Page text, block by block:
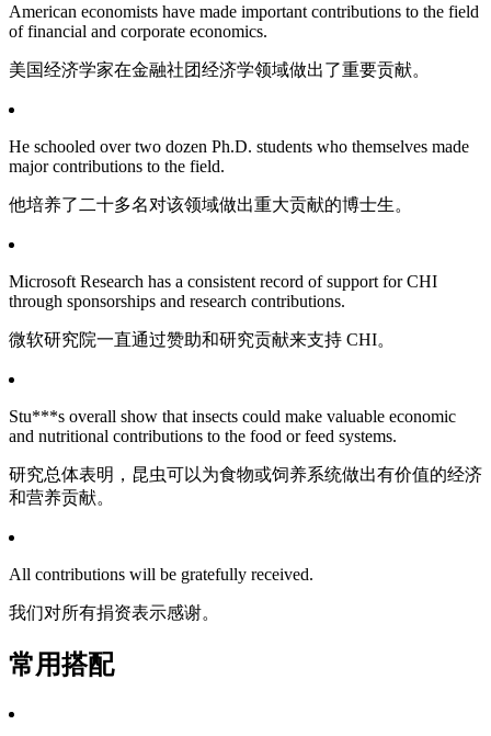
American economists have made important contributions to the field
of financial and corporate economics.
美国经济学家在金融社团经济学领域做出了重要贡献。
He schooled over two dozen Ph.D. students who themselves made
major contributions to the field.
他培养了二十多名对该领域做出重大贡献的博士生。
Microsoft Research has a consistent record of support for CHI
through sponsorships and research contributions.
微软研究院一直通过赞助和研究贡献来支持 CHI。
Stu***s overall show that insects could make valuable economic
and nutritional contributions to the food or feed systems.
研究总体表明，昆虫可以为食物或饲养系统做出有价值的经济
和营养贡献。
All contributions will be gratefully received.
我们对所有捐资表示感谢。
常用搭配